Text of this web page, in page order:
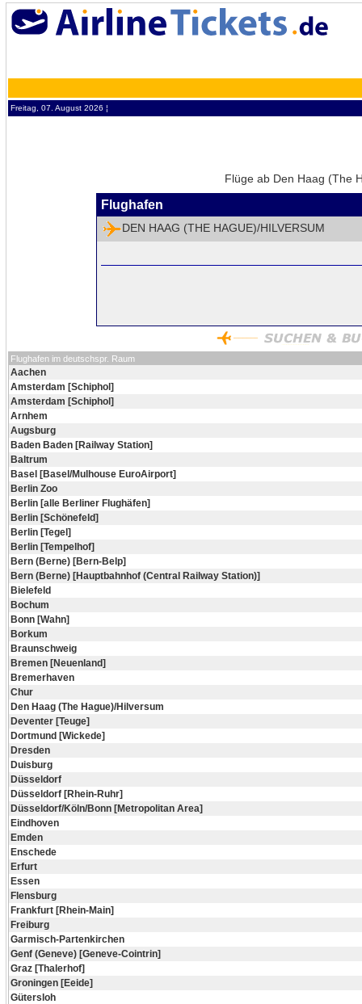
Freitag, 07. August 2026 ¦
Flüge ab Den Haag (The
Flughafen
DEN HAAG (THE HAGUE)/HILVERSUM
Flughafen im deutschspr. Raum
Aachen
Amsterdam [Schiphol]
Amsterdam [Schiphol]
Arnhem
Augsburg
Baden Baden [Railway Station]
Baltrum
Basel [Basel/Mulhouse EuroAirport]
Berlin Zoo
Berlin [alle Berliner Flughäfen]
Berlin [Schönefeld]
Berlin [Tegel]
Berlin [Tempelhof]
Bern (Berne) [Bern-Belp]
Bern (Berne) [Hauptbahnhof (Central Railway Station)]
Bielefeld
Bochum
Bonn [Wahn]
Borkum
Braunschweig
Bremen [Neuenland]
Bremerhaven
Chur
Den Haag (The Hague)/Hilversum
Deventer [Teuge]
Dortmund [Wickede]
Dresden
Duisburg
Düsseldorf
Düsseldorf [Rhein-Ruhr]
Düsseldorf/Köln/Bonn [Metropolitan Area]
Eindhoven
Emden
Enschede
Erfurt
Essen
Flensburg
Frankfurt [Rhein-Main]
Freiburg
Garmisch-Partenkirchen
Genf (Geneve) [Geneve-Cointrin]
Graz [Thalerhof]
Groningen [Eeide]
Gütersloh